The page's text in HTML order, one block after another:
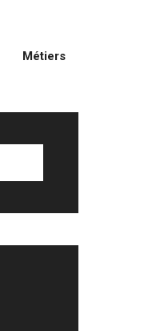
Métiers